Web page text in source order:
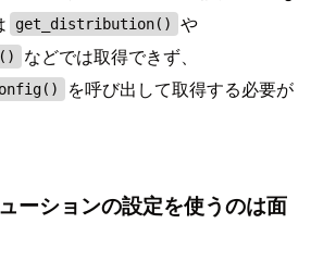
get_distribution() や
などでは取得できず、
を呼び出して取得する必要が
ーションの設定を使うのは面